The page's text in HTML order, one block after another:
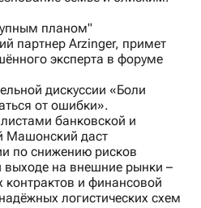
планом"
партнер Arzinger, примет
эксперта в форуме
дискуссии «Боли
от ошибки».
банковской и
Машонский даст
по снижению рисков
выходе на внешние рынки –
и финансовой
логистических схем